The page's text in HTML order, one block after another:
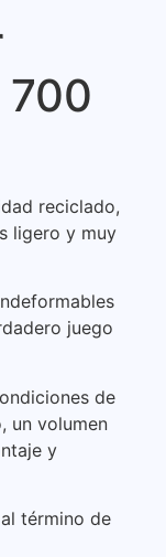
reciclado,
ligero y muy
juego
de
un volumen
y
término de